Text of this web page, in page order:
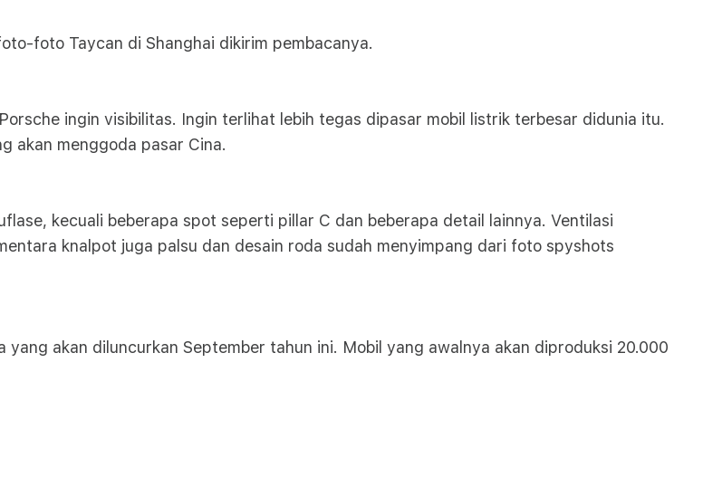
foto Taycan di Shanghai dikirim pembacanya.
ingin visibilitas. Ingin terlihat lebih tegas dipasar mobil listrik terbesar didunia itu.
akan menggoda pasar Cina.
kecuali beberapa spot seperti pillar C dan beberapa detail lainnya. Ventilasi
knalpot juga palsu dan desain roda sudah menyimpang dari foto spyshots
akan diluncurkan September tahun ini. Mobil yang awalnya akan diproduksi 20.000